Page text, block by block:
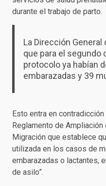
durante el trabajo de parto.
La Dirección
que para el segundo
protocolo ya habían
embarazadas y 39
Esto entra en
Reglamento de Ampliación
Migración que establece
utilizada en los casos de
embarazadas o lactantes,
de asilo”.